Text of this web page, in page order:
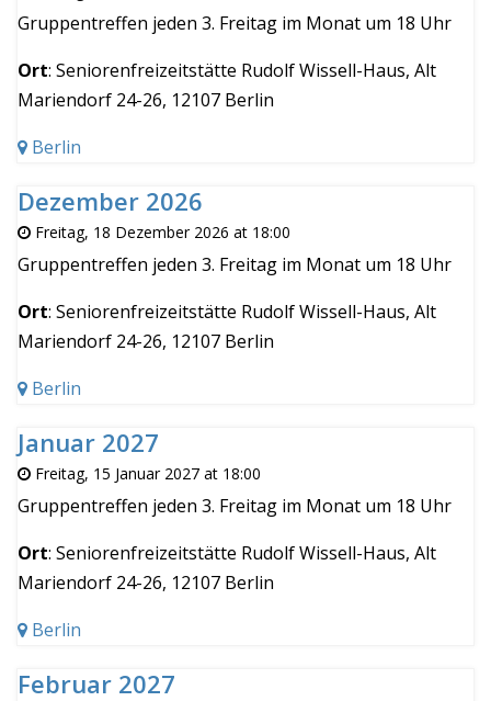
Gruppentreffen jeden 3. Freitag im Monat um 18 Uhr
Ort: Seniorenfreizeitstätte Rudolf Wissell-Haus, Alt
Mariendorf 24-26, 12107 Berlin
Berlin
Dezember 2026
Freitag, 18 Dezember 2026 at 18:00
Gruppentreffen jeden 3. Freitag im Monat um 18 Uhr
Ort: Seniorenfreizeitstätte Rudolf Wissell-Haus, Alt
Mariendorf 24-26, 12107 Berlin
Berlin
Januar 2027
Freitag, 15 Januar 2027 at 18:00
Gruppentreffen jeden 3. Freitag im Monat um 18 Uhr
Ort: Seniorenfreizeitstätte Rudolf Wissell-Haus, Alt
Mariendorf 24-26, 12107 Berlin
Berlin
Februar 2027